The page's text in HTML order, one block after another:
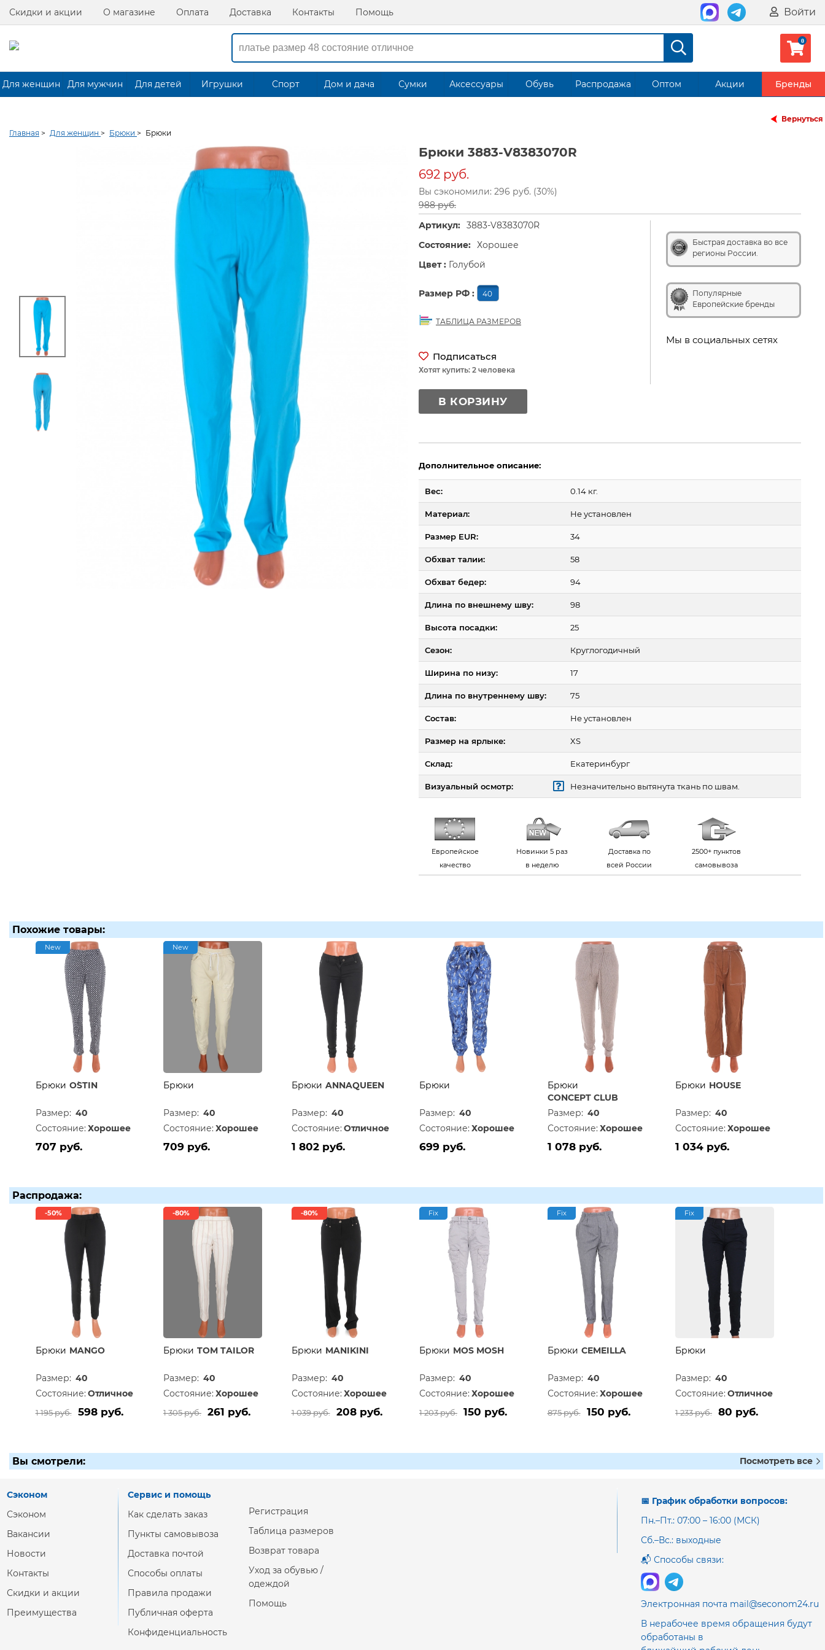
Скидки и акции О магазине Оплата Доставка Контакты Помощь Войти
Для женщин Для мужчин Для детей Игрушки Спорт Дом и дача Сумки Аксессуары Обувь Распродажа Оптом Акции Бренды
Вернуться
Главная > Для женщин > Брюки > Брюки
Брюки 3883-V8383070R
692 руб.
Вы сэкономили: 296 руб. (30%)
988 руб.
Быстрая доставка во все
регионы России.
Популярные
Европейские бренды
Мы в социальных сетях
Артикул: 3883-V8383070R
Состояние: Хорошее
Цвет : Голубой
Размер РФ : 40
ТАБЛИЦА РАЗМЕРОВ
Подписаться
Хотят купить: 2 человека
В КОРЗИНУ
Дополнительное описание:
Вес: 0.14 кг.
Материал: Не установлен
Размер EUR: 34
Обхват талии: 58
Обхват бедер: 94
Длина по внешнему шву: 98
Высота посадки: 25
Сезон: Круглогодичный
Ширина по низу: 17
Длина по внутреннему шву: 75
Состав: Не установлен
Размер на ярлыке: XS
Склад: Екатеринбург
Визуальный осмотр: Незначительно вытянута ткань по швам.
Европейское
качество
Новинки 5 раз
в неделю
Доставка по
всей России
2500+ пунктов
самовывоза
Похожие товары:
New
Брюки O`STIN
Размер: 40
Состояние: Хорошее
707 руб.
New
Брюки
Размер: 40
Состояние: Хорошее
709 руб.
Брюки ANNAQUEEN
Размер: 40
Состояние: Отличное
1 802 руб.
Брюки
Размер: 40
Состояние: Хорошее
699 руб.
Брюки
CONCEPT CLUB
Размер: 40
Состояние: Хорошее
1 078 руб.
Брюки HOUSE
Размер: 40
Состояние: Хорошее
1 034 руб.
Распродажа:
-50%
Брюки MANGO
Размер: 40
Состояние: Отличное
1 195 руб. 598 руб.
-80%
Брюки TOM TAILOR
Размер: 40
Состояние: Хорошее
1 305 руб. 261 руб.
-80%
Брюки MANIKINI
Размер: 40
Состояние: Хорошее
1 039 руб. 208 руб.
Fix
Брюки MOS MOSH
Размер: 40
Состояние: Хорошее
1 203 руб. 150 руб.
Fix
Брюки CEMEILLA
Размер: 40
Состояние: Хорошее
875 руб. 150 руб.
Fix
Брюки
Размер: 40
Состояние: Отличное
1 233 руб. 80 руб.
Вы смотрели: Посмотреть все
📅 График обработки вопросов:
Пн.–Пт.: 07:00 – 16:00 (МСК)
Сб.–Вс.: выходные
📬 Способы связи:
Электронная почта mail@seconom24.ru
В нерабочее время обращения будут
обработаны в
Сэконом
Сэконом
Вакансии
Новости
Контакты
Скидки и акции
Преимущества
Сервис и помощь
Как сделать заказ
Пункты самовывоза
Доставка почтой
Способы оплаты
Правила продажи
Публичная оферта
Конфиденциальность
Регистрация
Таблица размеров
Возврат товара
Уход за обувью /
одеждой
Помощь